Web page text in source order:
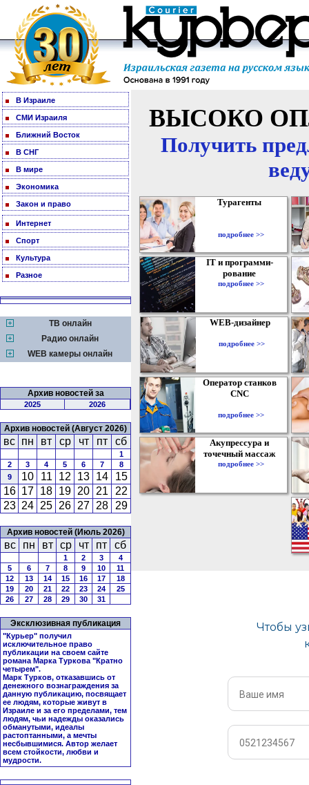
В Израиле
СМИ Израиля
Ближний Восток
В СНГ
В мире
Экономика
Закон и право
Интернет
Спорт
Культура
Разное
ТВ онлайн
Радио онлайн
WEB камеры онлайн
Архив новостей за
2025 2026
Архив новостей (Август 2026)
вс пн вт ср чт пт сб
1
2
3 4 5 6 7
8
9
10 11 12 13 14
15
16 17 18 19 20 21
22
23 24 25 26 27 28 29
Архив новостей (Июль 2026)
вс пн вт ср чт пт сб
1 2 3
4
5
6 7 8 9 10
11
12
13 14 15 16 17
18
19
20 21 22 23 24
25
26
27 28 29 30 31
Эксклюзивная публикация
"Курьер" получил
исключительное право
публикации на своем сайте
романа Марка Туркова "Кратно
четырем".
Марк Турков, отказавшись от
денежного вознаграждения за
данную публикацию, посвящает
ее людям, которые живут в
Израиле и за его пределами, тем
людям, чьи надежды оказались
обманутыми, идеалы
растоптанными, а мечты
несбывшимися. Автор желает
всем стойкости, любви и
мудрости.
ВЫСОКО
Получить
Турагенты
подробнее >>
IT и программи-
рование
подробнее >>
WEB-дизайнер
подробнее >>
Оператор станков
CNC
подробнее >>
Акупрессура и
точечный массаж
подробнее >>